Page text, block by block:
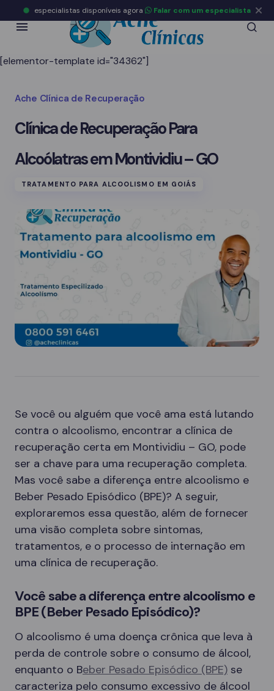
[elementor-template id="34362"]
Ache Clínica de Recuperação
Clínica de Recuperação Para
Alcoólatras em Montividiu – GO
TRATAMENTO PARA ALCOOLISMO EM GOIÁS
Se você ou alguém que você ama está lutando
contra o alcoolismo, encontrar a clínica de
recuperação certa em Montividiu – GO, pode
ser a chave para uma recuperação completa.
Mas você sabe a diferença entre alcoolismo e
Beber Pesado Episódico (BPE)? A seguir,
exploraremos essa questão, além de fornecer
uma visão completa sobre sintomas,
tratamentos, e o processo de internação em
uma clínica de recuperação.
Você sabe a diferença entre alcoolismo e
BPE (Beber Pesado Episódico)?
O alcoolismo é uma doença crônica que leva à
perda de controle sobre o consumo de álcool,
enquanto o Beber Pesado Episódico (BPE) se
caracteriza pelo consumo excessivo de álcool
especialistas disponíveis agora Falar com um especialista